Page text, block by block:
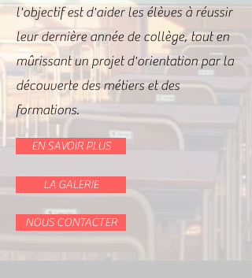
l'objectif est d'aider les élèves à réussir
leur dernière année de collège, tout en
mûrissant un projet d'orientation par la
découverte des métiers et des
formations.
EN SAVOIR PLUS
LA GALERIE
NOUS CONTACTER